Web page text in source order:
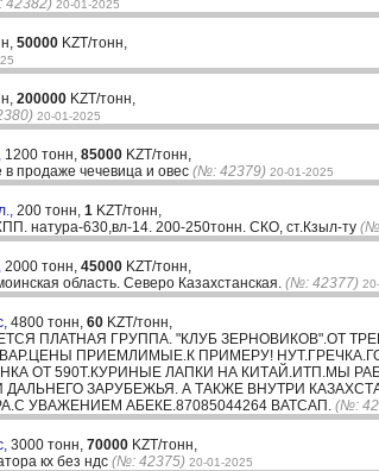
20-01-2025
50000 KZT/тонн,
200000 KZT/тонн,
20-01-2025
1200 тонн, 85000 KZT/тонн,
продаже чечевица и овес (№: 42379) 20-01-2025
200 тонн, 1 KZT/тонн,
натура-630,вл-14. 200-250тонн. СКО, ст.Кзыл-ту
2000 тонн, 45000 KZT/тонн,
область. Северо Казахстанская. (№: 42377)
4800 тонн, 60 KZT/тонн,
ПЛАТНАЯ ГРУППА. "КЛУБ ЗЕРНОВИКОВ".ОТ
ПРИЕМЛИМЫЕ.К ПРИМЕРУ!
ОТ 590Т.КУРИНЫЕ ЛАПКИ НА КИТАЙ.ИТП.МЫ
ЗАРУБЕЖЬЯ. А ТАКЖЕ ВНУТРИ
УВАЖЕНИЕМ АБЕКЕ.87085044264 ВАТСАП. (№:
3000 тонн, 70000 KZT/тонн,
кх без ндс (№: 42375) 20-01-2025